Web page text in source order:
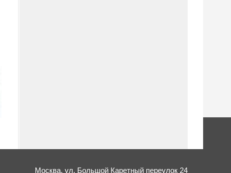
Москва, ул. Большой Каретный переулок 24